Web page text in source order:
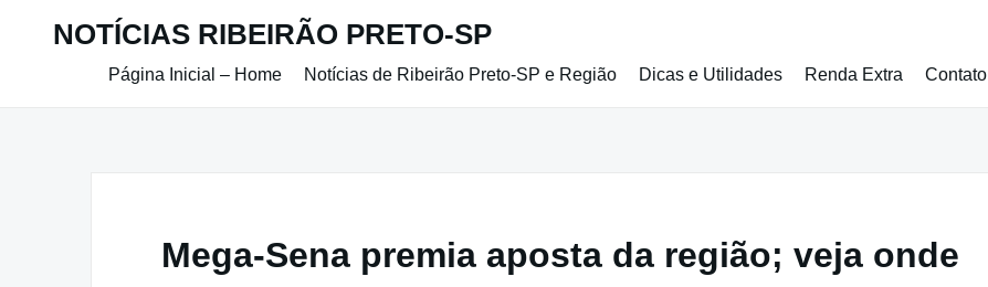
NOTÍCIAS RIBEIRÃO PRETO-SP
Página Inicial – Home Notícias de Ribeirão Preto-SP e Região Dicas e Utilidades Renda Extra Contato
Mega-Sena premia aposta da região; veja onde